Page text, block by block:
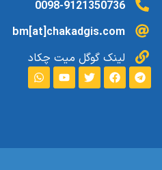
0098-9121350736
bm[at]chakadgis.com
لینک گوگل میت چکاد